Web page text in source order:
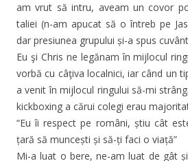
am vrut să intru, aveam un covor
taliei (n-am apucat să o întreb pe
dar presiunea grupului și-a spus
Eu şi Chris ne legănam în mijlocul
vorbă cu câţiva localnici, iar când un
a venit în mijlocul ringului să-mi
kickboxing a cărui colegi erau
“Eu îi respect pe români, știu cât
țară să muncești și să-ți faci o viață”
Mi-a luat o bere, ne-am luat de gât